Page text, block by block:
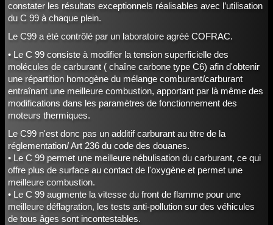
constater les résultats exceptionnels réalisables avec l’utilisation
du C 99 à chaque plein.
Le C99 a été contrôlé par un laboratoire agréé COFRAC.
• Le C 99 consiste à modifier la tension superficielle des
molécules de carburant ( chaîne carbone type C6) afin d'obtenir
une répartition homogène du mélange comburant/carburant
entraînant une meilleure combustion, apportant par là même des
modifications dans les paramètres de fonctionnement des
moteurs thermiques.
Le C99 n'est donc pas un additif carburant au titre de la
réglementation/ Art 236 du code des douanes.
• Le C 99 permet une meilleure nébulisation du carburant, ce qui
offre plus de surface au contact de l'oxygène et permet une
meilleure combustion.
• Le C 99 augmente la vitesse du front de flamme pour une
meilleure déflagration, les tests anti-pollution sur des véhicules
de tous âges sont incontestables.